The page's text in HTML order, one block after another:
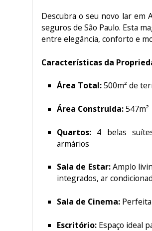
Descubra o seu novo lar em
seguros de São Paulo. Esta
entre elegância, conforto e
Características da
Área Total:500m² de
Área Construída:547m²
Quartos: 4 belas
armários
Sala de Estar:Amplo
integrados, ar
Sala de Cinema:
Escritório: Espaço ideal